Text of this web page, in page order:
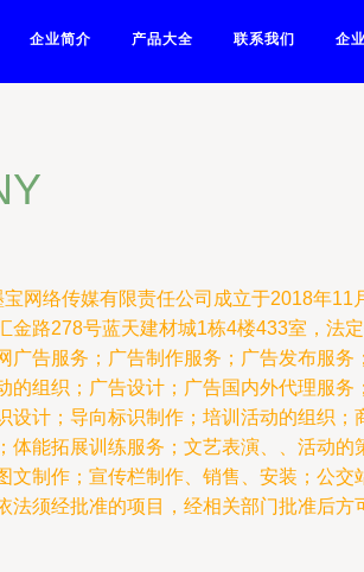
企业简介 产品大全 联系我们 企
宝网络传媒有限责任公司成立于2018年11
金路278号蓝天建材城1栋4楼433室，法
广告服务；广告制作服务；广告发布服务
的组织；广告设计；广告国内外代理服务
设计；导向标识制作；培训活动的组织；
体能拓展训练服务；文艺表演、、活动的
文制作；宣传栏制作、销售、安装；公交
法须经批准的项目，经相关部门批准后方